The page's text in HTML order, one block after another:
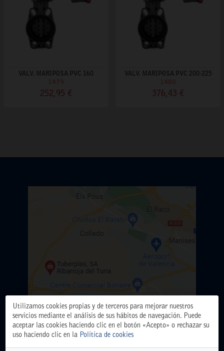
VALV. MARIPOSA PVC 160
1479
252,95 €
VALV. MARIPOSA PVC 200-225
1480
376,43 €
ALMACÉN CENTRAL
Utilizamos cookies propias y de terceros para mejorar nuestros
servicios mediante el análisis de sus hábitos de navegación. Puede
aceptar las cookies haciendo clic en el botón «Acepto» o rechazar su
uso haciendo clic en la Política de cookies